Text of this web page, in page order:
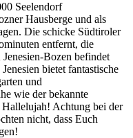
Seelendorf
Hausberge und als
Die schicke Südtiroler
entfernt, die
Bozen befindet
bietet fantastische
und
wie der bekannte
Hallelujah! Achtung bei der
nicht, dass Euch